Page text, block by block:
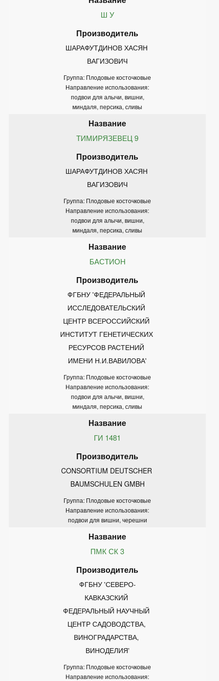
Ш У
ШАРАФУТДИНОВ ХАСЯН
ВАГИЗОВИЧ
Группа: Плодовые косточковые
Направление использования:
подвои для алычи, вишни,
миндаля, персика, сливы
ТИМИРЯЗЕВЕЦ 9
ШАРАФУТДИНОВ ХАСЯН
ВАГИЗОВИЧ
Группа: Плодовые косточковые
Направление использования:
подвои для алычи, вишни,
миндаля, персика, сливы
БАСТИОН
ФГБНУ 'ФЕДЕРАЛЬНЫЙ
ИССЛЕДОВАТЕЛЬСКИЙ
ЦЕНТР ВСЕРОССИЙСКИЙ
ИНСТИТУТ ГЕНЕТИЧЕСКИХ
РЕСУРСОВ РАСТЕНИЙ
ИМЕНИ Н.И.ВАВИЛОВА'
Группа: Плодовые косточковые
Направление использования:
подвои для алычи, вишни,
миндаля, персика, сливы
ГИ 1481
CONSORTIUM DEUTSCHER
BAUMSCHULEN GMBH
Группа: Плодовые косточковые
Направление использования:
подвои для вишни, черешни
ПМК СК 3
ФГБНУ 'СЕВЕРО-
КАВКАЗСКИЙ
ФЕДЕРАЛЬНЫЙ НАУЧНЫЙ
ЦЕНТР САДОВОДСТВА,
ВИНОГРАДАРСТВА,
ВИНОДЕЛИЯ'
Группа: Плодовые косточковые
Направление использования: